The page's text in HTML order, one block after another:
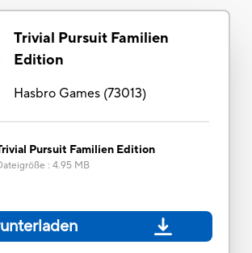
Trivial Pursuit Familien
Edition
Hasbro Games(73013)
Pursuit Familien Edition
: 4.95 MB